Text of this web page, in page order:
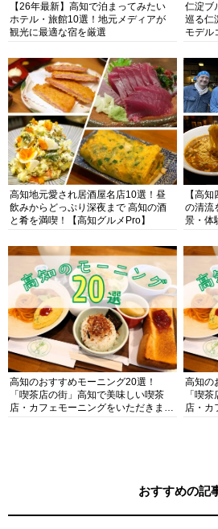
【26年最新】高知で泊まってみたい
ホテル・旅館10選！地元メディアが
観光に最適な宿を厳選
仁淀ブ
巡る仁
モデル
高知地元愛され居酒屋名店10選！昼
飲みからどっぷり深夜まで 高知の酒
と肴を満喫！【高知グルメPro】
【高
の清流
景・体
高知のおすすめモーニング20選！
「喫茶店の街」高知で美味しい喫茶
店・カフェモーニングをいただきま
高知の
「喫
店・カ
おすすめの記